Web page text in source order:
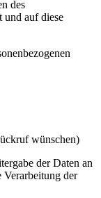
des
und auf diese
wünschen)
der Daten an
der